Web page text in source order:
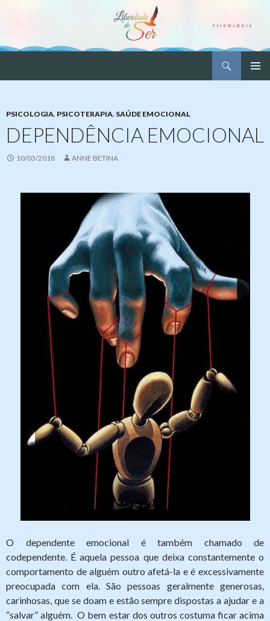
CONTEÚDO
PSICOLOGIA, PSICOTERAPIA, SAÚDE EMOCIONAL
DEPENDÊNCIA EMOCIONAL
10/03/2018 ANNE BETINA
O dependente emocional é também chamado de
codependente. É aquela pessoa que deixa constantemente o
comportamento de alguém outro afetá-la e é excessivamente
preocupada com ela. São pessoas geralmente generosas,
carinhosas, que se doam e estão sempre dispostas a ajudar e a
“salvar” alguém. O bem estar dos outros costuma ficar acima